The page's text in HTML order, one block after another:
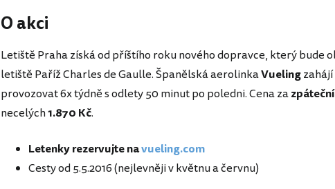
O akci
Letiště Praha získá od příštího roku nového dopravce, který bude
letiště Paříž Charles de Gaulle. Španělská aerolinkaVueling
provozovat 6x týdně s odlety 50 minut po poledni. Cena za
necelých1.870 Kč.
Letenky rezervujte navueling.com
Cesty od 5.5.2016 (nejlevněji v květnu a červnu)